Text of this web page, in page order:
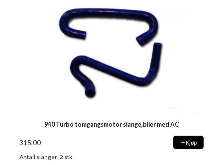
940 Turbo tomgangsmotor slange,biler med AC
315,00 Kjøp
Antall slanger: 2 stk